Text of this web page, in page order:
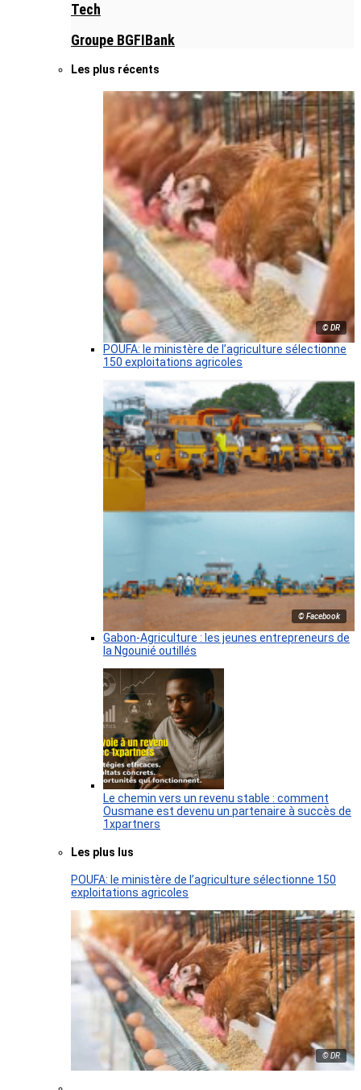
Tech
Groupe BGFIBank
Les plus récents
© DR
POUFA: le ministère de l’agriculture sélectionne
150 exploitations agricoles
© Facebook
Gabon-Agriculture : les jeunes entrepreneurs de
la Ngounié outillés
Le chemin vers un revenu stable : comment
Ousmane est devenu un partenaire à succès de
1xpartners
Les plus lus
POUFA: le ministère de l’agriculture sélectionne 150
exploitations agricoles
© DR